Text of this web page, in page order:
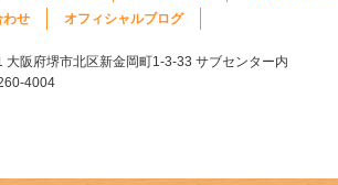
わせ オフィシャルブログ
大阪府堺市北区新金岡町1-3-33 サブセンター内
4004